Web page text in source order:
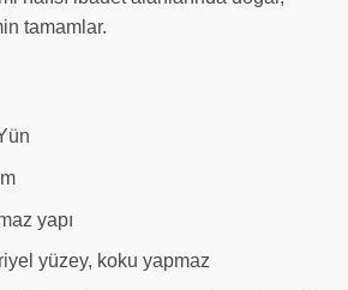
tamamlar.
yapı
yüzey, koku yapmaz